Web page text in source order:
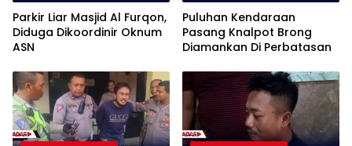
Parkir Liar Masjid Al Furqon,
Diduga Dikoordinir Oknum
ASN
Puluhan Kendaraan
Pasang Knalpot Brong
Diamankan Di Perbatasan